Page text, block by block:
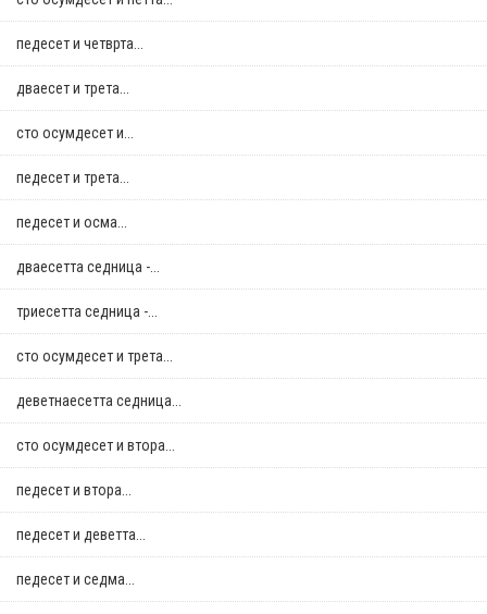
педесет и четврта...
дваесет и трета...
сто осумдесет и...
педесет и трета...
педесет и осма...
дваесетта седница -...
триесетта седница -...
сто осумдесет и трета...
деветнаесетта седница...
сто осумдесет и втора...
педесет и втора...
педесет и деветта...
педесет и седма...